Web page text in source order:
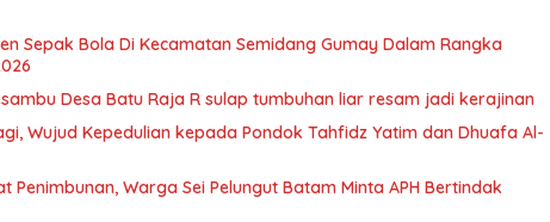
Sepak Bola Di Kecamatan Semidang Gumay Dalam Rangka
Desa Batu Raja R sulap tumbuhan liar resam jadi kerajinan
Wujud Kepedulian kepada Pondok Tahfidz Yatim dan Dhuafa Al-
Penimbunan, Warga Sei Pelungut Batam Minta APH Bertindak